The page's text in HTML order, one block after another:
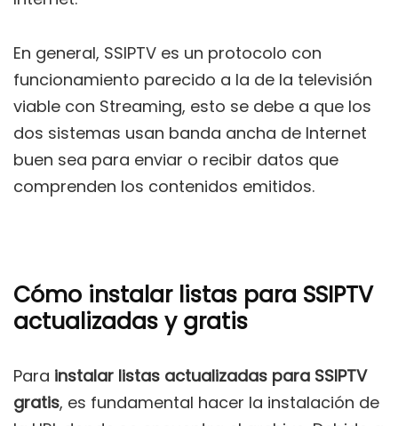
En general, SSIPTV es un protocolo con
funcionamiento parecido a la de la televisión
viable con Streaming, esto se debe a que los
dos sistemas usan banda ancha de Internet
buen sea para enviar o recibir datos que
comprenden los contenidos emitidos.
Cómo instalar listas para SSIPTV
actualizadas y gratis
Para instalar listas actualizadas para SSIPTV
gratis, es fundamental hacer la instalación de